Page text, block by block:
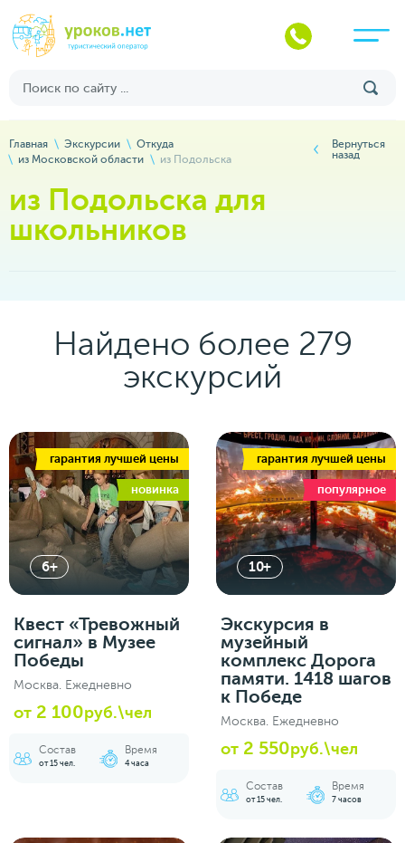
Главная Экскурсии
Откуда
из Московской области
из Подольска
Вернуться
назад
из Подольска для
школьников
Найдено более 279
экскурсий
гарантия лучшей цены
новинка
6+
Квест «Тревожный
сигнал» в Музее
Победы
Москва. Ежедневно
от 2 100руб.\чел
Состав
от 15 чел.
Время
4 часа
гарантия лучшей цены
популярное
10+
Экскурсия в
музейный
комплекс Дорога
памяти. 1418 шагов
к Победе
Москва. Ежедневно
от 2 550руб.\чел
Состав
от 15 чел.
Время
7 часов